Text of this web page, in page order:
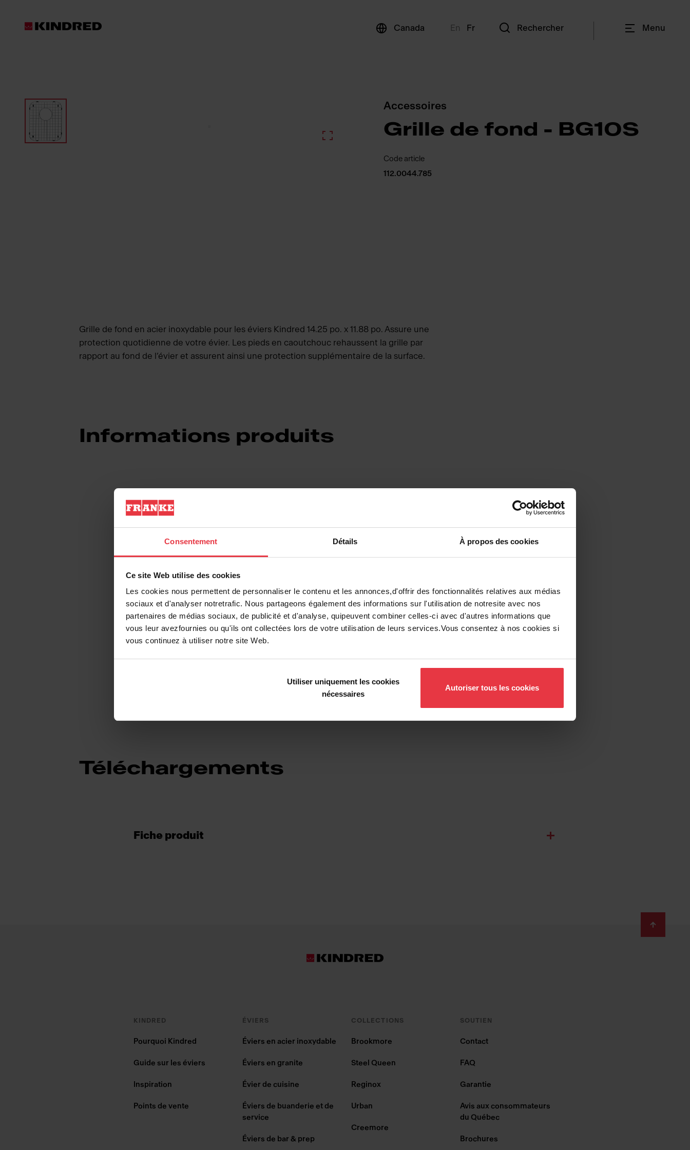
Consentement Détails À propos des cookies
Ce site Web utilise des cookies
Les cookies nous permettent de personnaliser le contenu et les annonces,d'offrir des fonctionnalités relatives aux médias
sociaux et d'analyser notretrafic. Nous partageons également des informations sur l'utilisation de notresite avec nos
partenaires de médias sociaux, de publicité et d'analyse, quipeuvent combiner celles-ci avec d'autres informations que
vous leur avezfournies ou qu'ils ont collectées lors de votre utilisation de leurs services.Vous consentez à nos cookies si
vous continuez à utiliser notre site Web.
Utiliser uniquement les cookies
nécessaires
Autoriser tous les cookies
Canada En Fr Rechercher Menu
Produits
Accessoires
Grille de fond - BG10S
Code article
112.0044.785
Grille de fond en acier inoxydable pour les éviers Kindred 14.25 po. x 11.88 po. Assure une
protection quotidienne de votre évier. Les pieds en caoutchouc rehaussent la grille par
rapport au fond de l’évier et assurent ainsi une protection supplémentaire de la surface.
Informations produits
Information produit
Type de matériau
Couleur Acier inoxydable
Sous-catégorie Grille de fond
Téléchargements
Fiche produit
KINDRED
Pourquoi Kindred
Guide sur les éviers
Inspiration
Points de vente
ÉVIERS
Éviers en acier inoxydable
Éviers en granite
Évier de cuisine
Éviers de buanderie et de
service
Éviers de bar & prep
COLLECTIONS
Brookmore
Steel Queen
Reginox
Urban
Creemore
SOUTIEN
Contact
FAQ
Garantie
Avis aux consommateurs
du Québec
Brochures